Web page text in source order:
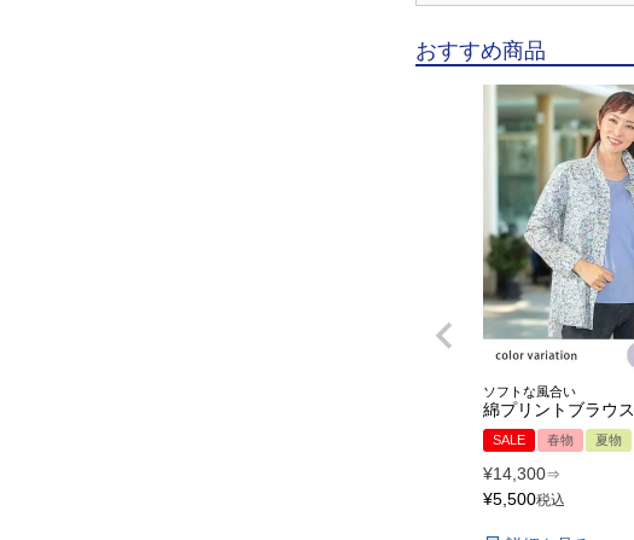
おすすめ商品
ソフトな風合い
綿プリントブラウス
SALE 春物 夏物
¥14,300⇒
¥5,500税込